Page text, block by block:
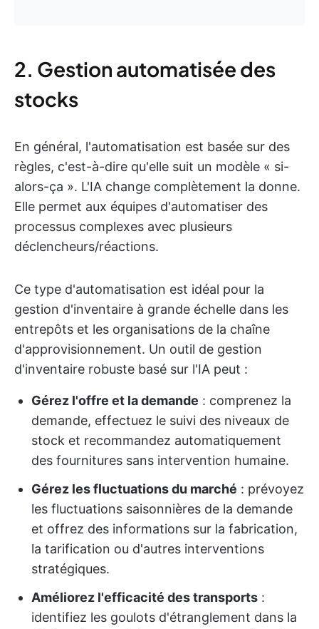
2. Gestion automatisée des
stocks
En général, l'automatisation est basée sur des
règles, c'est-à-dire qu'elle suit un modèle « si-
alors-ça ». L'IA change complètement la donne.
Elle permet aux équipes d'automatiser des
processus complexes avec plusieurs
déclencheurs/réactions.
Ce type d'automatisation est idéal pour la
gestion d'inventaire à grande échelle dans les
entrepôts et les organisations de la chaîne
d'approvisionnement. Un outil de gestion
d'inventaire robuste basé sur l'IA peut :
Gérez l'offre et la demande : comprenez la
demande, effectuez le suivi des niveaux de
stock et recommandez automatiquement
des fournitures sans intervention humaine.
Gérez les fluctuations du marché : prévoyez
les fluctuations saisonnières de la demande
et offrez des informations sur la fabrication,
la tarification ou d'autres interventions
stratégiques.
Améliorez l'efficacité des transports :
identifiez les goulots d'étranglement dans la